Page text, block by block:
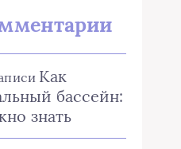
Как
бассейн:
знать